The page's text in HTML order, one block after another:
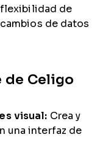
flexibilidad de
de datos
de Celigo
visual: Crea y
una interfaz de